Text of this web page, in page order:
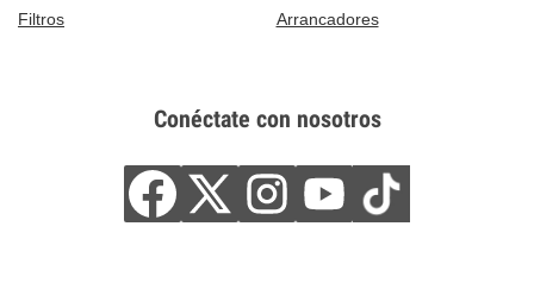
Filtros
Arrancadores
Conéctate con nosotros